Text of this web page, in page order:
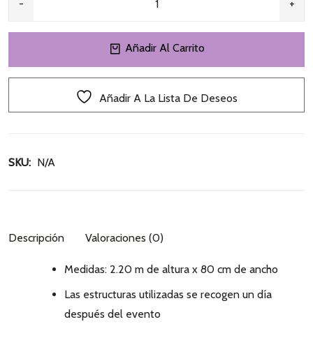
Back Circular Cumpleaños quantity
Añadir Al Carrito
Añadir A La Lista De Deseos
SKU: N/A
Descripción Valoraciones (0)
Medidas: 2.20 m de altura x 80 cm de ancho
Las estructuras utilizadas se recogen un día
después del evento